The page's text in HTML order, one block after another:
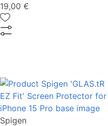
19,00 €
Spigen